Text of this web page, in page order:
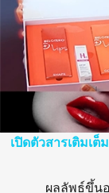
เปิดตัวสารเติมเ
ผลลัพธ์ขึ้น